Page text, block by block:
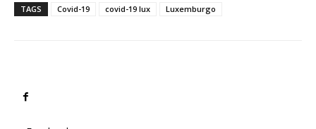
TAGS Covid-19 covid-19 lux Luxemburgo